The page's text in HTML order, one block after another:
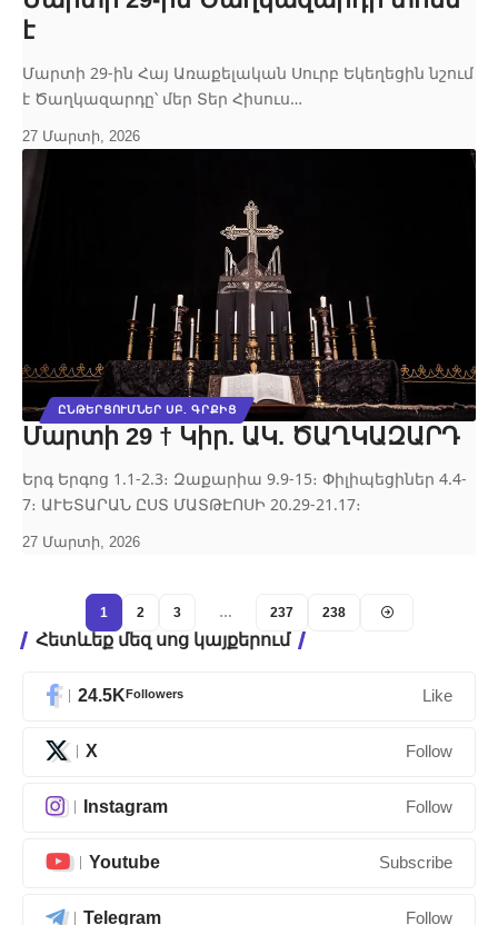
է
Մարտի 29-ին Հայ Առաքելական Սուրբ Եկեղեցին նշում
է Ծաղկազարդը՝ մեր Տեր Հիսուս…
27 Մարտի, 2026
ԸՆԹԵՐՑՈՒՄՆԵՐ ՍԲ. ԳՐՔԻՑ
Մարտի 29 † Կիր. ԱԿ. ԾԱՂԿԱԶԱՐԴ
Երգ Երգոց 1.1-2.3։ Զաքարիա 9.9-15։ Փիլիպեցիներ 4.4-
7։ ԱՒԵՏԱՐԱՆ ԸՍՏ ՄԱՏԹԷՈՍԻ 20.29-21.17։
27 Մարտի, 2026
1 2 3 … 237 238
Հետևեք մեզ սոց կայքերում
24.5KFollowers Like
X Follow
Instagram Follow
Youtube Subscribe
Telegram Follow